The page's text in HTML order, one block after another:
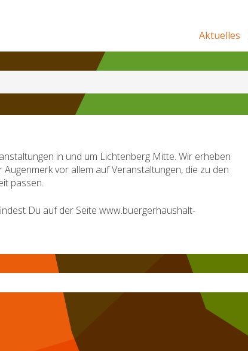
Aktuelles
in und um Lichtenberg Mitte. Wir erheben
vor allem auf Veranstaltungen, die zu den
passen.
Du auf der Seite www.buergerhaushalt-